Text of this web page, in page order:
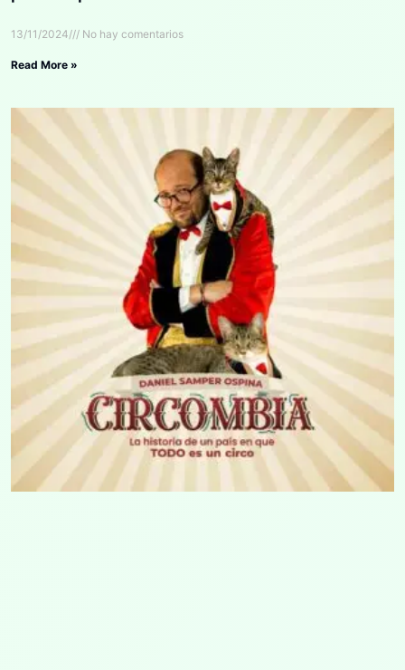
13/11/2024 No hay comentarios
Read More »